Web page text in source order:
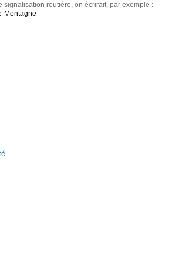
signalisation routière, on écrirait, par exemple :
Montagne